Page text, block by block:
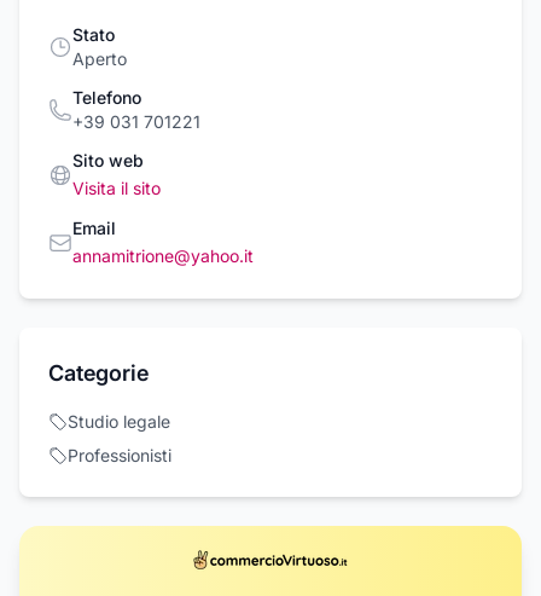
Stato
Aperto
Telefono
+39 031 701221
Sito web
Visita il sito
Email
annamitrione@yahoo.it
Categorie
Studio legale
Professionisti